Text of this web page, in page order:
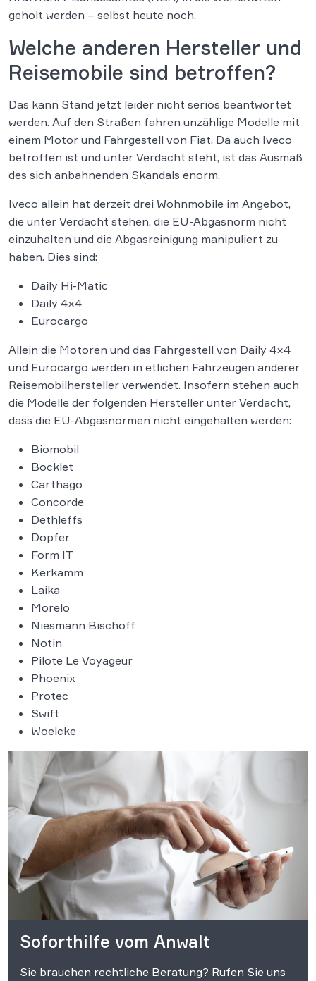
geholt werden – selbst heute noch.
Welche anderen Hersteller und
Reisemobile sind betroffen?
Das kann Stand jetzt leider nicht seriös beantwortet
werden. Auf den Straßen fahren unzählige Modelle mit
einem Motor und Fahrgestell von Fiat. Da auch Iveco
betroffen ist und unter Verdacht steht, ist das Ausmaß
des sich anbahnenden Skandals enorm.
Iveco allein hat derzeit drei Wohnmobile im Angebot,
die unter Verdacht stehen, die EU-Abgasnorm nicht
einzuhalten und die Abgasreinigung manipuliert zu
haben. Dies sind:
Daily Hi-Matic
Daily 4×4
Eurocargo
Allein die Motoren und das Fahrgestell von Daily 4×4
und Eurocargo werden in etlichen Fahrzeugen anderer
Reisemobilhersteller verwendet. Insofern stehen auch
die Modelle der folgenden Hersteller unter Verdacht,
dass die EU-Abgasnormen nicht eingehalten werden:
Biomobil
Bocklet
Carthago
Concorde
Dethleffs
Dopfer
Form IT
Kerkamm
Laika
Morelo
Niesmann Bischoff
Notin
Pilote Le Voyageur
Phoenix
Protec
Swift
Woelcke
Soforthilfe vom Anwalt
Sie brauchen rechtliche Beratung? Rufen Sie uns